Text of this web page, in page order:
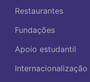
Restaurantes
Fundações
Apoio estudantil
Internacionalização